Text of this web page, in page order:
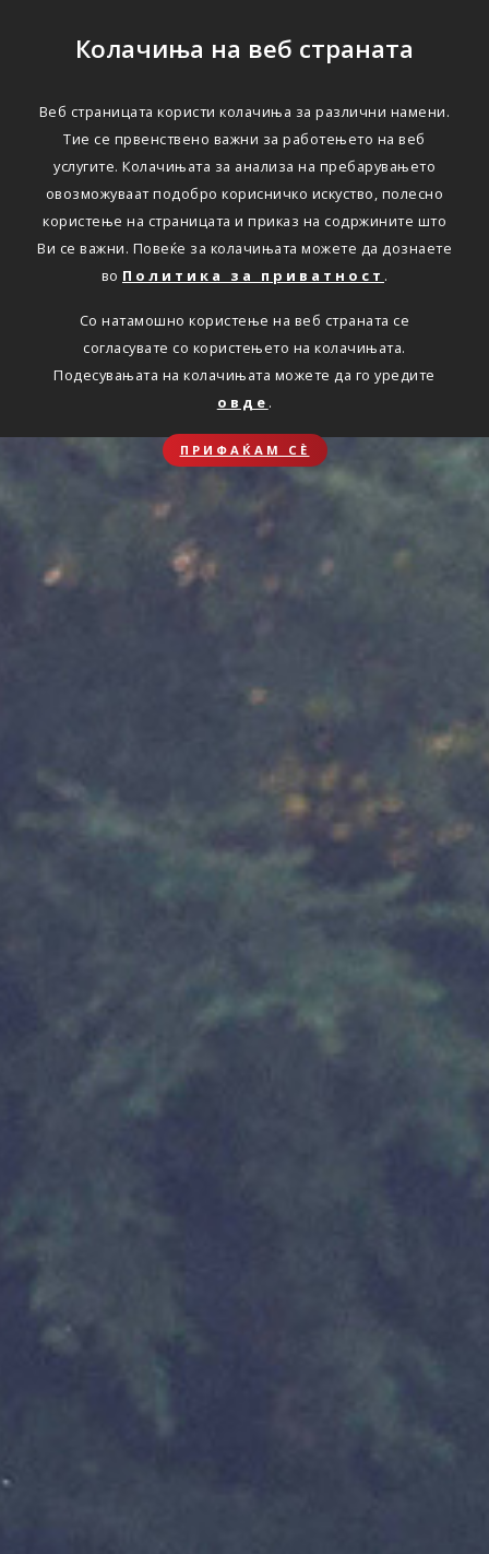
Колачиња на веб страната
Веб страницата користи колачиња за различни намени.
Тие се првенствено важни за работењето на веб
услугите. Колачињата за анализа на пребарувањето
овозможуваат подобро корисничко искуство, полесно
користење на страницата и приказ на содржините што
Ви се важни. Повеќе за колачињата можете да дознаете
во Политика за приватност .
Со натамошно користење на веб страната се
согласувате со користењето на колачињата.
Подесувањата на колачињата можете да го уредите
овде .
ПРИФАЌАМ СЀ